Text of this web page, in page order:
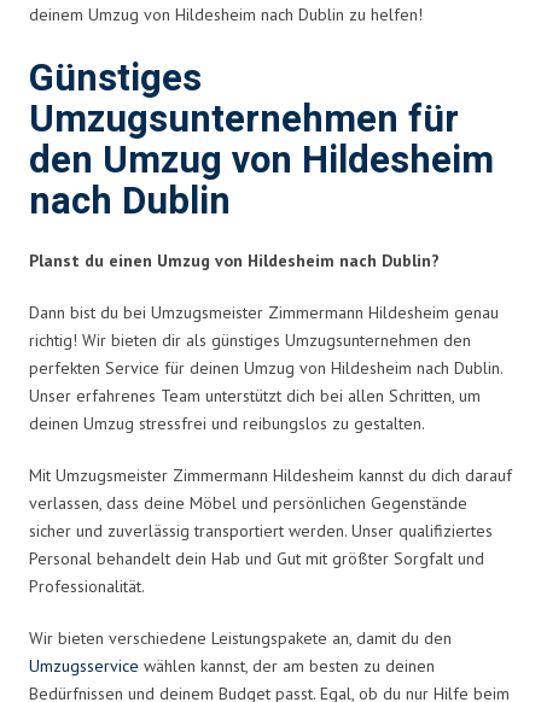
deinem Umzug von Hildesheim nach Dublin zu helfen!
Günstiges
Umzugsunternehmen für
den Umzug von Hildesheim
nach Dublin
Planst du einen Umzug von Hildesheim nach Dublin?
Dann bist du bei Umzugsmeister Zimmermann Hildesheim genau
richtig! Wir bieten dir als günstiges Umzugsunternehmen den
perfekten Service für deinen Umzug von Hildesheim nach Dublin.
Unser erfahrenes Team unterstützt dich bei allen Schritten, um
deinen Umzug stressfrei und reibungslos zu gestalten.
Mit Umzugsmeister Zimmermann Hildesheim kannst du dich darauf
verlassen, dass deine Möbel und persönlichen Gegenstände
sicher und zuverlässig transportiert werden. Unser qualifiziertes
Personal behandelt dein Hab und Gut mit größter Sorgfalt und
Professionalität.
Wir bieten verschiedene Leistungspakete an, damit du den
Umzugsservice wählen kannst, der am besten zu deinen
Bedürfnissen und deinem Budget passt. Egal, ob du nur Hilfe beim